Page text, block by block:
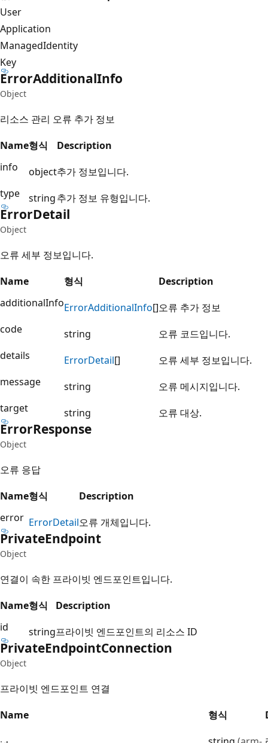
User
Application
ManagedIdentity
Key
ErrorAdditionalInfo
Object
리소스 관리 오류 추가 정보
Name형식
Description
info
object추가 정보입니다.
type
string추가 정보 유형입니다.
ErrorDetail
Object
오류 세부 정보입니다.
Name
형식
Description
additionalInfoErrorAdditionalInfo[]오류 추가 정보
code
string
오류 코드입니다.
details
ErrorDetail[]
오류 세부 정보입니다.
message
string
오류 메시지입니다.
target
string 오류 대상.
ErrorResponse
Object
오류 응답
Name형식
Description
error ErrorDetail오류 개체입니다.
PrivateEndpoint
Object
연결이 속한 프라이빗 엔드포인트입니다.
Name형식
Description
id
string프라이빗 엔드포인트의 리소스 ID
PrivateEndpointConnection
Object
프라이빗 엔드포인트 연결
Name
형식